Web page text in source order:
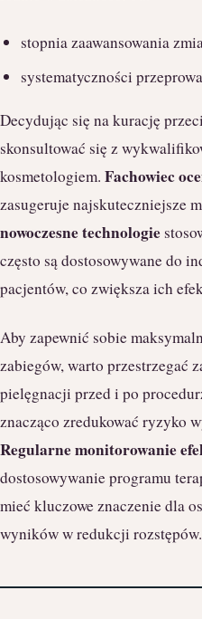
stopnia zaawansowania
systematyczności
Decydując się na kurację
skonsultować się z
kosmetologiem. Fachowiec
zasugeruje najskuteczniejsze
nowoczesne technologie
często są dostosowywane do
pacjentów, co zwiększa ich
Aby zapewnić sobie
zabiegów, warto przestrzegać
pielęgnacji przed i po
znacząco zredukować ryzyko
Regularne monitorowanie
dostosowywanie programu
mieć kluczowe znaczenie dla
wyników w redukcji rozstępów.